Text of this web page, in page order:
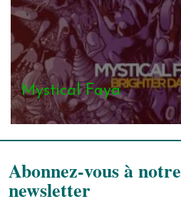
Mystical Faya
Abonnez-vous à notre
newsletter